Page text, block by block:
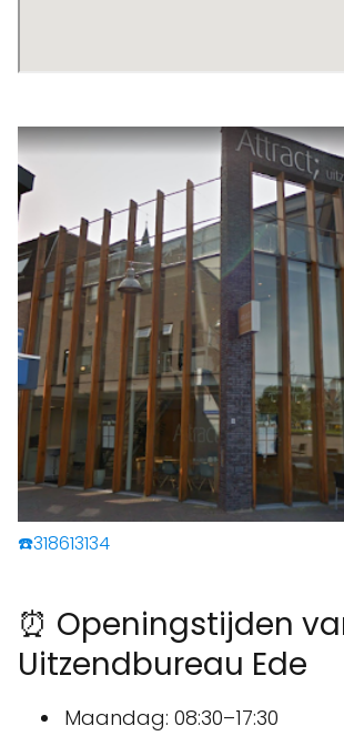
☎️318613134
⏰ Openingstijden
Uitzendbureau Ede
Maandag: 08:30–17:30